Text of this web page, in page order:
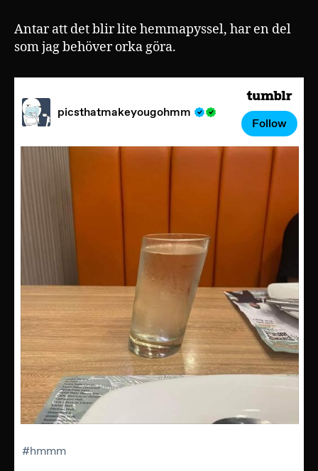
Antar att det blir lite hemmapyssel, har en del
som jag behöver orka göra.